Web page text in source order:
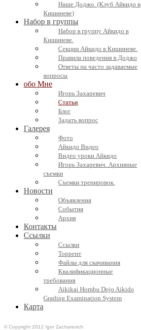
Наше Доджо. (Клуб Айкидо в
Кишиневе)
Набор в группы
Набор в группу Айкидо в
Кишиневе.
Секции Айкидо в Кишиневе.
Правила поведения в Доджо
Ответы на часто задаваемые
вопросы
обо Мне
Игорь Захаревич
Статьи
Блог
Задать вопрос
Галерея
Фото
Айкидо Видео
Видео уроки Айкидо
Игорь Захаревич. Архивные
съемки
Съемки тренировок.
Новости
Объявления
События
Архив
Контакты
Ссылки
Ссылки
Торрент
Файлы для скачивания
Квалификационные
требования
Aikikai Hombu Dojo Aikido
Grading Examination System
Карта
© Copyright 2012 Igor Zacharevich